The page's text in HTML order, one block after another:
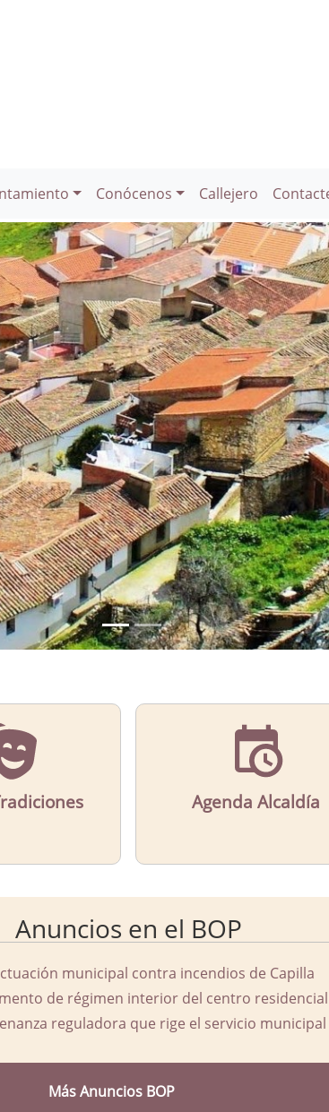
Conócenos Callejero
Agenda Alcaldía
Anuncios en el BOP
municipal contra incendios de Capilla
de régimen interior del centro
reguladora que rige el servicio
Más Anuncios BOP